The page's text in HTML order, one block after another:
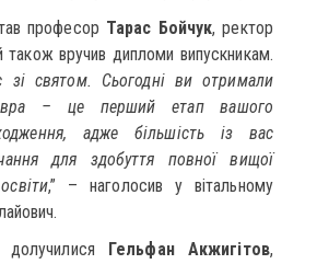
професор Тарас Бойчук, ректор
також вручив дипломи випускникам.
святом. Сьогодні ви отримали
– це перший етап вашого
адже більшість із вас
для здобуття повної вищої
,” – наголосив у вітальному
Гельфан Акжигітов,